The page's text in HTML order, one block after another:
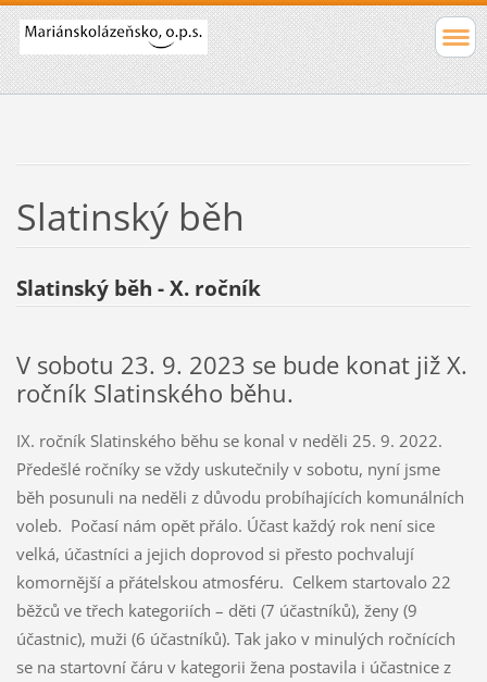
Slatinský běh
Slatinský běh - X. ročník
V sobotu 23. 9. 2023 se bude konat již X.
ročník Slatinského běhu.
IX. ročník Slatinského běhu se konal v neděli 25. 9. 2022.
Předešlé ročníky se vždy uskutečnily v sobotu, nyní jsme
běh posunuli na neděli z důvodu probíhajících komunálních
voleb. Počasí nám opět přálo. Účast každý rok není sice
velká, účastníci a jejich doprovod si přesto pochvalují
komornější a přátelskou atmosféru. Celkem startovalo 22
běžců ve třech kategoriích – děti (7 účastníků), ženy (9
účastnic), muži (6 účastníků). Tak jako v minulých ročnících
se na startovní čáru v kategorii žena postavila i účastnice z